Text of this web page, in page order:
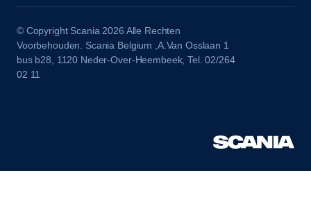
© Copyright Scania 2026 Alle Rechten
Voorbehouden. Scania Belgium ,A.Van Osslaan 1
bus b28, 1120 Neder-Over-Heembeek, Tel. 02/264
02 11